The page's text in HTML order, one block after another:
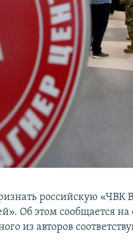
российскую «ЧВК
Об этом сообщается на
из авторов